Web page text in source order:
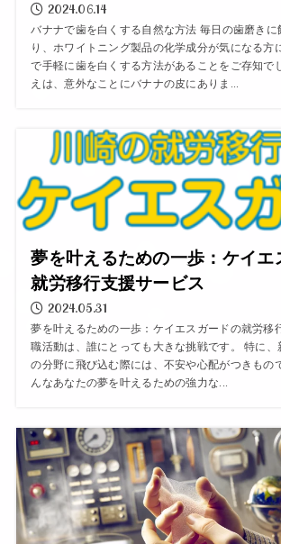
2024.06.14
バナナで歯を白くする自然な方法 毎日の歯磨きに
り、ホワイトニング製品の化学成分が気になる方
で手軽に歯を白くする方法があることをご存知で
えは、意外なことにバナナの皮にありま...
夢を叶えるための一歩：ケイエ
就労移行支援サービス
2024.05.31
夢を叶えるための一歩：ケイエスガードの就労移
職活動は、誰にとっても大きな挑戦です。 特に、
の分野に飛び込む際には、不安や心配がつきもの
んなあなたの夢を叶えるための強力な...